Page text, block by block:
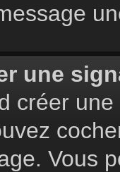
une
créer
Vous